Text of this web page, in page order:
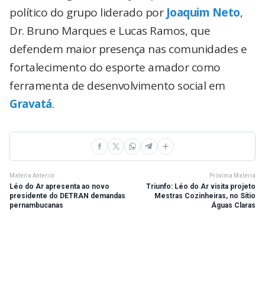
político do grupo liderado por Joaquim Neto,
Dr. Bruno Marques e Lucas Ramos, que
defendem maior presença nas comunidades e
fortalecimento do esporte amador como
ferramenta de desenvolvimento social em
Gravatá.
Matéria Anterior
Léo do Ar apresenta ao novo
presidente do DETRAN demandas
pernambucanas
Próxima Matéria
Triunfo: Léo do Ar visita projeto
Mestras Cozinheiras, no Sítio
Águas Claras